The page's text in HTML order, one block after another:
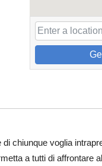
chiunque voglia
a tutti di affrontare